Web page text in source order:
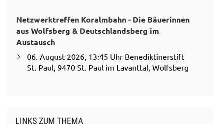
Netzwerktreffen Koralmbahn - Die Bäuerinnen
aus Wolfsberg & Deutschlandsberg im
Austausch
06. August 2026, 13:45 Uhr Benediktinerstift
St. Paul, 9470 St. Paul im Lavanttal, Wolfsberg
LINKS ZUM THEMA